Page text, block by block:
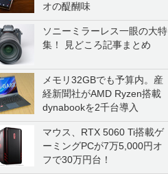
オの醍醐味
ソニーミラーレス一眼の大特
集！ 見どころ記事まとめ
メモリ32GBでも予算内。産
経新聞社がAMD Ryzen搭載
dynabookを2千台導入
マウス、RTX 5060 Ti搭載ゲ
ーミングPCが7万5,000円オ
フで30万円台！